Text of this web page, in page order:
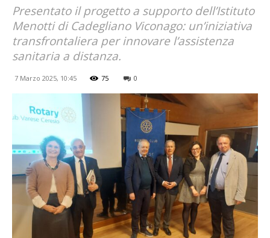
Presentato il progetto a supporto dell’Istituto
Menotti di Cadegliano Viconago: un’iniziativa
transfrontaliera per innovare l’assistenza
sanitaria a distanza.
7 Marzo 2025, 10:45 75 0